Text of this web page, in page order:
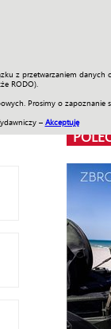
z przetwarzaniem
RODO).
Prosimy o zapoznanie
– Akceptuję
ENGLISH SKLEP